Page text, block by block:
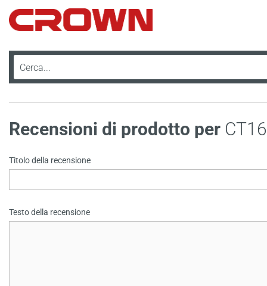
Recensioni di prodotto per
Titolo della recensione
Testo della recensione